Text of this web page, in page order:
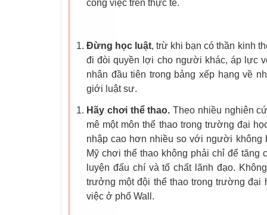
công việc trên thực tế.
Đừng học luật, trừ khi bạn có thần kinh
đi đòi quyền lợi cho người khác, áp lực
nhân đầu tiên trong bảng xếp hạng về
giới luật sư.
Hãy chơi thể thao. Theo nhiều nghiên
mê một môn thể thao trong trường đại
nhập cao hơn nhiều so với người
Mỹ chơi thể thao không phải chỉ để tăng
luyện đấu chí và tố chất lãnh đạo.
trưởng một đội thể thao trong trường đại
việc ở phố Wall.